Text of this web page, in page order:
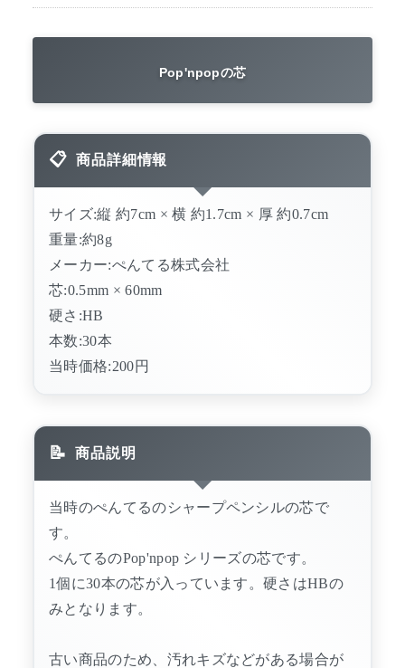
Pop'npopの芯
商品詳細情報
サイズ:縦 約7cm × 横 約1.7cm × 厚 約0.7cm
重量:約8g
メーカー:ぺんてる株式会社
芯:0.5mm × 60mm
硬さ:HB
本数:30本
当時価格:200円
商品説明
当時のぺんてるのシャープペンシルの芯で
す。
ぺんてるのPop'npop シリーズの芯です。
1個に30本の芯が入っています。硬さはHBの
みとなります。
古い商品のため、汚れキズなどがある場合が